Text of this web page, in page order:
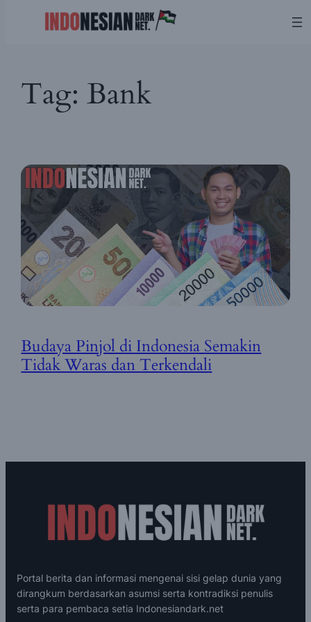
content
Tag:Bank
Budaya Pinjol di Indonesia Semakin
Tidak Waras dan Terkendali
Portal berita dan informasi mengenai sisi gelap dunia yang
dirangkum berdasarkan asumsi serta kontradiksi penulis
serta para pembaca setia Indonesiandark.net